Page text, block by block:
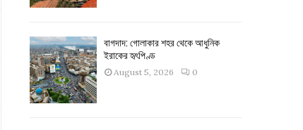
বাগদাদ: গোলাকার শহর থেকে আধুনিক
ইরাকের হৃৎপিণ্ড
August 5, 2026 0